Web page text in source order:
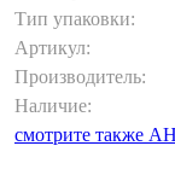
Тип упаковки:
Артикул:
Производитель:
Наличие:
смотрите